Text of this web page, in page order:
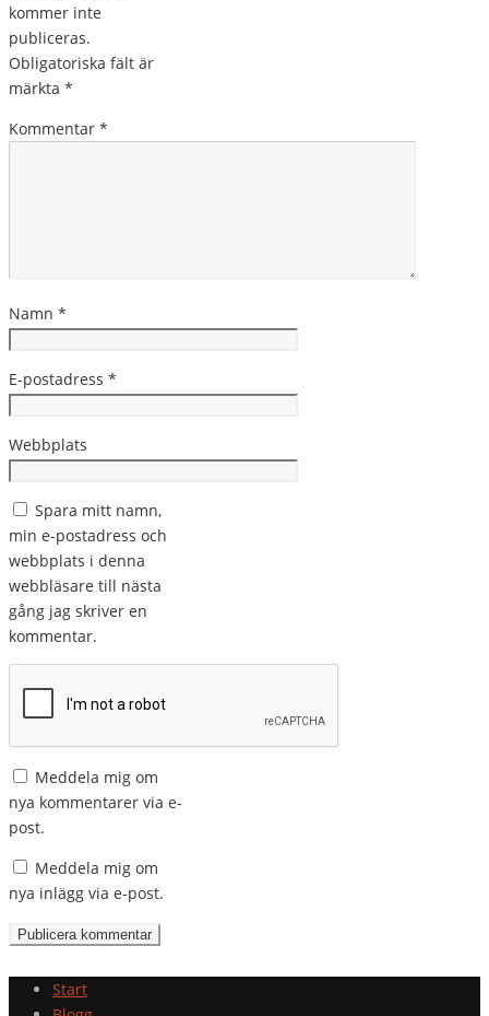
kommer inte
publiceras.
Obligatoriska fält är
märkta *
Kommentar *
Namn *
E-postadress *
Webbplats
Spara mitt namn,
min e-postadress och
webbplats i denna
webbläsare till nästa
gång jag skriver en
kommentar.
Meddela mig om
nya kommentarer via e-
post.
Meddela mig om
nya inlägg via e-post.
Start